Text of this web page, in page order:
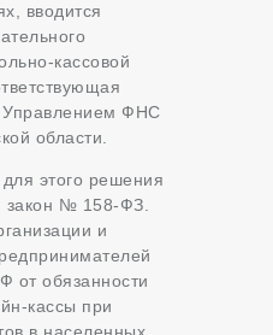
вводится
кассовой
ФНС
области.
этого решения
закон № 158-ФЗ.
и
от обязанности
кассы при